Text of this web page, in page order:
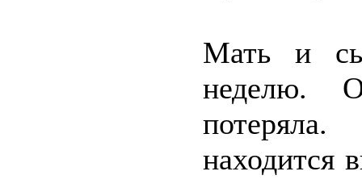
Мать и
неделю.
находится